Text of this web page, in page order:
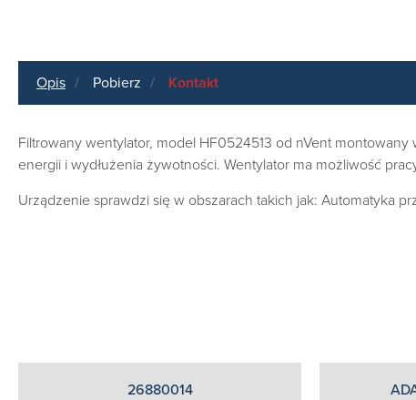
Opis Pobierz Kontakt
Filtrowany wentylator, model HF0524513 od nVent
energii i wydłużenia żywotności. Wentylator ma możliwość
Urządzenie sprawdzi się w obszarach takich jak: Automatyka
26880014